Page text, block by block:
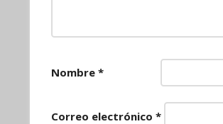
Nombre *
Correo electrónico *